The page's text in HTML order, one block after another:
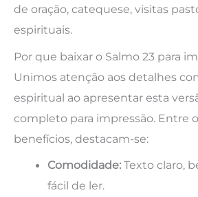
de oração, catequese, visitas
espirituais.
Por que baixar o Salmo 23 para
Unimos atenção aos detalhes
espiritual ao apresentar esta
completo para impressão. Entre
benefícios, destacam-se:
Comodidade: Texto claro,
fácil de ler.